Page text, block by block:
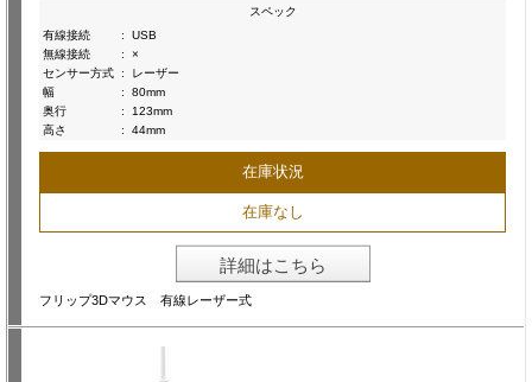
スペック
有線接続
:
USB
無線接続
:
×
センサー方式 :
レーザー
幅
:
80mm
奥行
:
123mm
高さ
: 44mm
在庫状況
在庫なし
詳細はこちら
フリップ3Dマウス 有線レーザー式